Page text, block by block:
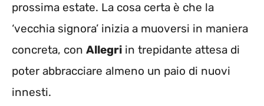
prossima estate. La cosa certa è che la
‘vecchia signora’ inizia a muoversi in maniera
concreta, con Allegri in trepidante attesa di
poter abbracciare almeno un paio di nuovi
innesti.